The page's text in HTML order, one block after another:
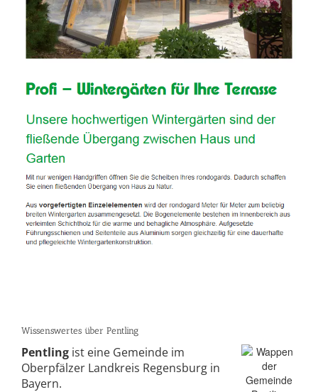
Wissenswertes über Pentling
Pentling ist eine Gemeinde im
Oberpfälzer Landkreis Regensburg in
Bayern.